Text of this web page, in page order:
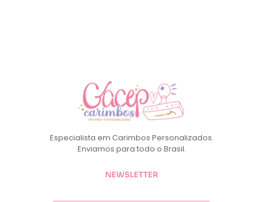
Especialista em Carimbos Personalizados.
Enviamos para todo o Brasil.
NEWSLETTER